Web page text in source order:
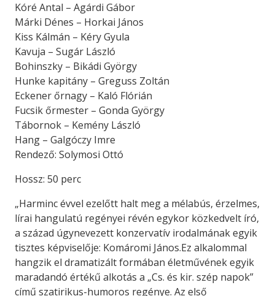
Kóré Antal – Agárdi Gábor
Márki Dénes – Horkai János
Kiss Kálmán – Kéry Gyula
Kavuja – Sugár László
Bohinszky – Bikádi György
Hunke kapitány – Greguss Zoltán
Eckener őrnagy – Kaló Flórián
Fucsik őrmester – Gonda György
Tábornok – Kemény László
Hang – Galgóczy Imre
Rendező: Solymosi Ottó
Hossz: 50 perc
„Harminc évvel ezelőtt halt meg a mélabús, érzelmes,
lírai hangulatú regényei révén egykor közkedvelt író,
a század úgynevezett konzervatív irodalmának egyik
tisztes képviselője: Komáromi János.Ez alkalommal
hangzik el dramatizált formában életművének egyik
maradandó értékű alkotás a „Cs. és kir. szép napok”
című szatirikus-humoros regénye. Az első